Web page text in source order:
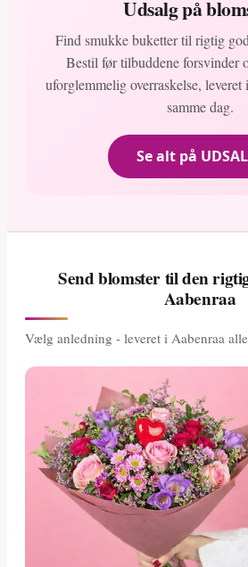
Udsalg på
Find smukke buketter til rigtig
Bestil før tilbuddene forsvinder
uforglemmelig overraskelse,
samme dag.
Se alt på
Send blomster til den
Aabenraa
Vælg anledning - leveret i Aabenraa